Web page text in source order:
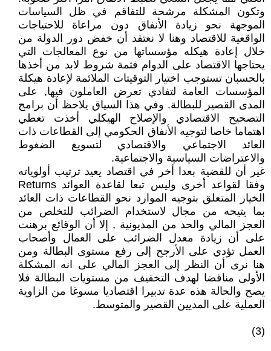
وتكون المشكلة مرشحة للتفاقم في ظل السياسات
الموجهة نحو زيادة الأنفاق دون مراعاة للاحتياجات
الواقعية للاقتصاد وهنا لا نعتقد أن خفض دور الدولة من
خلال إعادة هيكله مؤسساتها من نوع المعالجات التي
يحتاجها الاقتصاد على الدوام فثمة شروط لابد من أخذها
بالحسبان تستوجب اختيار التوقيتات الملائمة لإعادة هيكلة
المؤسسات العامة لتفادي تعرض العاملون فيها, على
المدى القصير للبطالة. وفي هذا السياق يلاحظ أن برامج
التصحيح الاقتصادي والإصلاح الهيكلي أخذت تعطي
اهتماما خاصا لتوجيه الأنفاق الحكومي إلى القطاعات ذات
العائد الاجتماعي والاقتصادي لتسويغ الضغوط
والاعتراضات السياسية والاجتماعية.
غير أن للقضية بعدا أخر في اقتصاد يعيد ترتيب أولوياته
وفقا لقواعد أخرى وليس تبعا لقاعدة العوائد Returns
الخيار المتعلق بتوجيه الموارد نحو القطاعات ذات العائد
بما يتيحه من مجال لاستخدام الضرائب للتخلص من
العجز المالي والحد من المديونية , إلا أن الوقائع برهنت
على أن زيادة معدل الضرائب على العمال وأصحاب
العمل تؤدي على الأرجح إلى رفع مستوى البطالة ومن
هنا نرى أن النظر إلى العجز المالي على انه المشكلة
الأولى مناقضا لهدف التخفيف من مستويات البطالة فلا
يصح والحالة هذه عدة تدبيرا اقتصاديا مسوغا من الزاوية
العملية على المديين القصير والمتوسط.
(3)